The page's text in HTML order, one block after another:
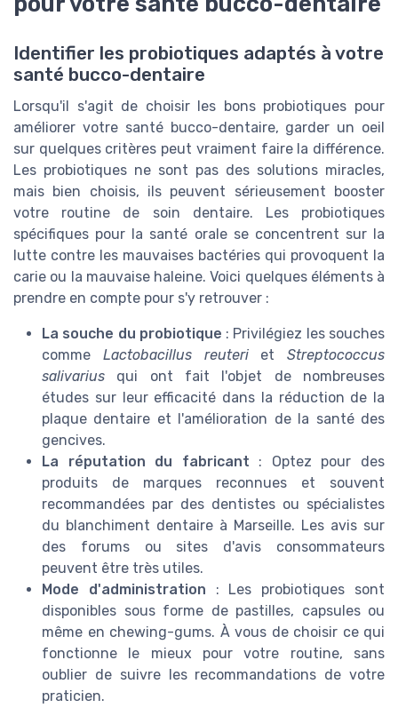
Identifier les probiotiques adaptés à votre
santé bucco-dentaire
Lorsqu'il s'agit de choisir les bons probiotiques pour
améliorer votre santé bucco-dentaire, garder un oeil
sur quelques critères peut vraiment faire la différence.
Les probiotiques ne sont pas des solutions miracles,
mais bien choisis, ils peuvent sérieusement booster
votre routine de soin dentaire. Les probiotiques
spécifiques pour la santé orale se concentrent sur la
lutte contre les mauvaises bactéries qui provoquent la
carie ou la mauvaise haleine. Voici quelques éléments à
prendre en compte pour s'y retrouver :
La souche du probiotique : Privilégiez les souches
comme Lactobacillus reuteriet Streptococcus
salivarius qui ont fait l'objet de nombreuses
études sur leur efficacité dans la réduction de la
plaque dentaire et l'amélioration de la santé des
gencives.
La réputation du fabricant : Optez pour des
produits de marques reconnues et souvent
recommandées par des dentistes ou spécialistes
du blanchiment dentaire à Marseille. Les avis sur
des forums ou sites d'avis consommateurs
peuvent être très utiles.
Mode d'administration : Les probiotiques sont
disponibles sous forme de pastilles, capsules ou
même en chewing-gums. À vous de choisir ce qui
fonctionne le mieux pour votre routine, sans
oublier de suivre les recommandations de votre
praticien.